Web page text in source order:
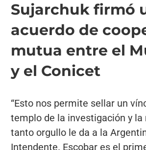
Sujarchuk firmó
acuerdo de
mutua entre el
y el Conicet
“Esto nos permite sellar un
templo de la investigación y la
tanto orgullo le da a la
Intendente. Escobar es el